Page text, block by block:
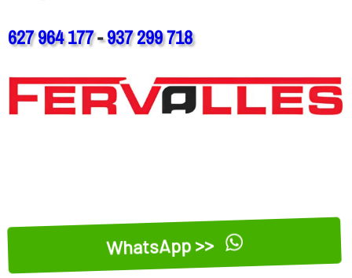
627 964 177-937 299 718
WhatsApp >>